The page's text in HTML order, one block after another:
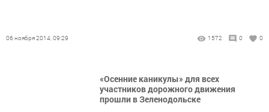
06 ноября 2014, 09:29 1572 0 0
«Осенние каникулы» для всех
участников дорожного движения
прошли в Зеленодольске